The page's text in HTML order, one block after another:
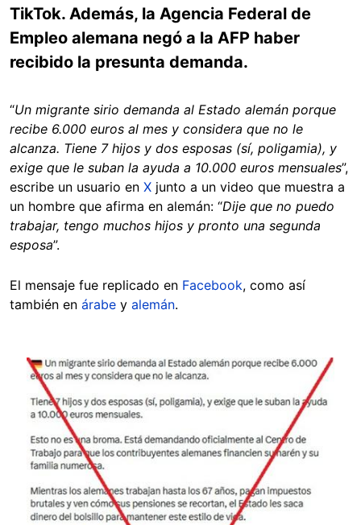
TikTok. Además, la Agencia Federal de
Empleo alemana negó a la AFP haber
recibido la presunta demanda.
“Un migrante sirio demanda al Estado alemán porque
recibe 6.000 euros al mes y considera que no le
alcanza. Tiene 7 hijos y dos esposas (sí, poligamia), y
exige que le suban la ayuda a 10.000 euros mensuales”,
escribe un usuario en X junto a un video que muestra a
un hombre que afirma en alemán: “Dije que no puedo
trabajar, tengo muchos hijos y pronto una segunda
esposa”.
El mensaje fue replicado en Facebook, como así
también en árabe y alemán.
Image